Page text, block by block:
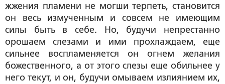
жжения пламени не могши терпеть, становится
он весь измученным и совсем не имеющим
силы быть в себе. Но, будучи непрестанно
орошаем слезами и ими прохлаждаем, еще
сильнее воспламеняется он огнем желания
божественного, а от этого слезы еще обильнее у
него текут, и он, будучи омываем излиянием их,